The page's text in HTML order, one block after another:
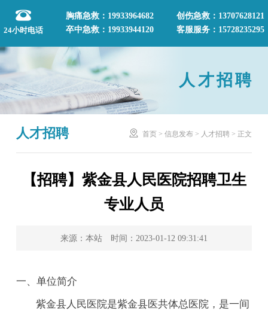
24小时电话
胸痛急救：19933964682
卒中急救：19933944120
创伤急救：13707628121
客服服务：15728235295
人才招聘
人才招聘  首页 > 信息发布 > 人才招聘 > 正文
【招聘】紫金县人民医院招聘卫生
专业人员
来源：本站 时间：2023-01-12 09:31:41
一、单位简介
紫金县人民医院是紫金县医共体总医院，是一间